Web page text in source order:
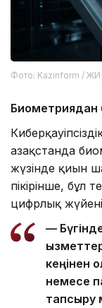
Фото: Kazinform / ЖИ
Биометриядан
Қазақстанда
жүзінде қиын
пікірінше, бұл
цифрлық
—
кеңінен
немесе
тапсыру